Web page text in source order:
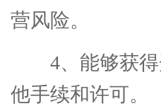
营风险。
4、能够获
他手续和许可。